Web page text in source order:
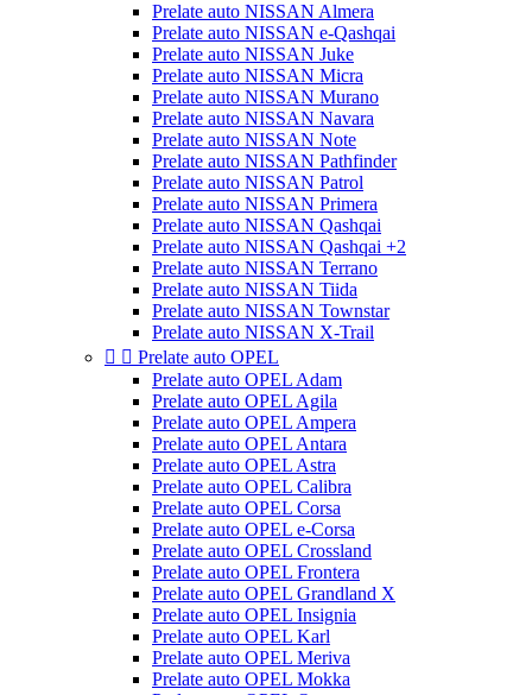
Prelate auto NISSAN Almera
Prelate auto NISSAN e-Qashqai
Prelate auto NISSAN Juke
Prelate auto NISSAN Micra
Prelate auto NISSAN Murano
Prelate auto NISSAN Navara
Prelate auto NISSAN Note
Prelate auto NISSAN Pathfinder
Prelate auto NISSAN Patrol
Prelate auto NISSAN Primera
Prelate auto NISSAN Qashqai
Prelate auto NISSAN Qashqai +2
Prelate auto NISSAN Terrano
Prelate auto NISSAN Tiida
Prelate auto NISSAN Townstar
Prelate auto NISSAN X-Trail
  Prelate auto OPEL
Prelate auto OPEL Adam
Prelate auto OPEL Agila
Prelate auto OPEL Ampera
Prelate auto OPEL Antara
Prelate auto OPEL Astra
Prelate auto OPEL Calibra
Prelate auto OPEL Corsa
Prelate auto OPEL e-Corsa
Prelate auto OPEL Crossland
Prelate auto OPEL Frontera
Prelate auto OPEL Grandland X
Prelate auto OPEL Insignia
Prelate auto OPEL Karl
Prelate auto OPEL Meriva
Prelate auto OPEL Mokka